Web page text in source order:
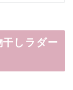
しラダー